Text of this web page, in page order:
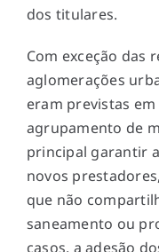
dos titulares.
Com exceção das
aglomerações
eram previstas
agrupamento de
principal garantir
novos
que não
saneamento ou
casos, a adesão